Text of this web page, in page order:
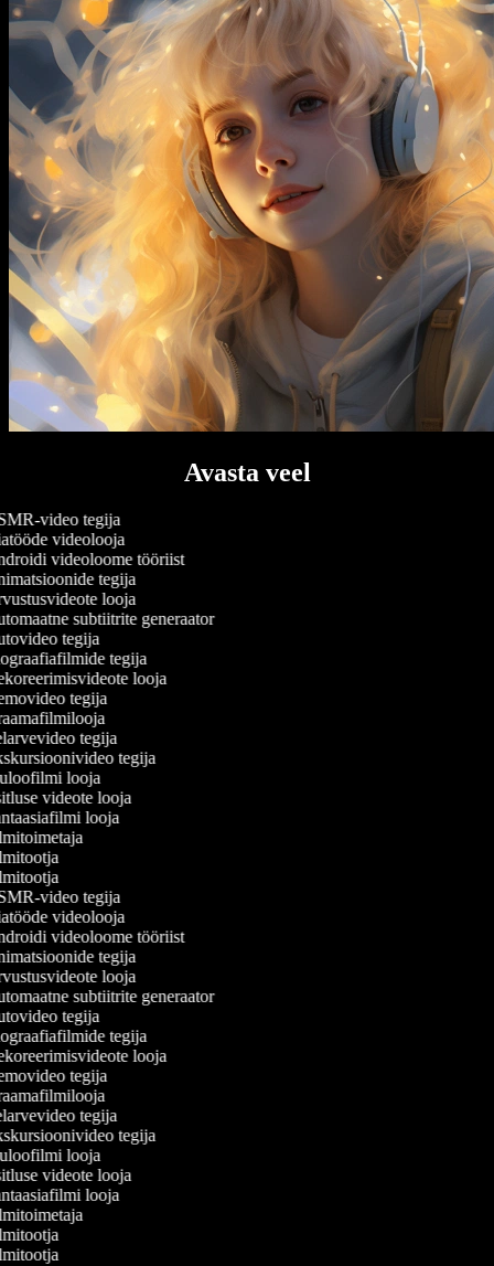
Avasta veel
video tegija
videolooja
videoloome tööriist
tegija
looja
subtiitrite generaator
tegija
tegija
looja
tegija
tegija
tegija
looja
videote looja
looja
video tegija
videolooja
videoloome tööriist
tegija
looja
subtiitrite generaator
tegija
tegija
looja
tegija
tegija
tegija
looja
videote looja
looja